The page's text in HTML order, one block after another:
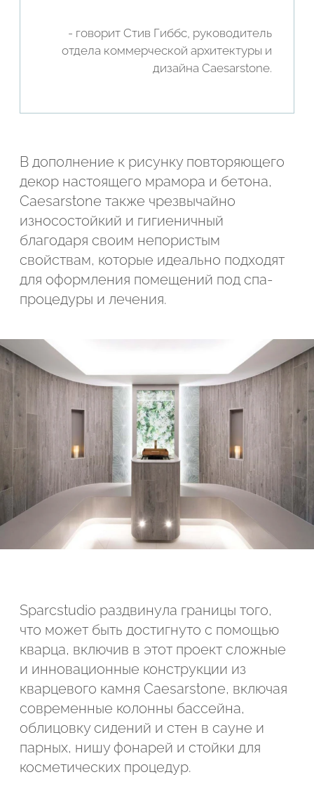
- говорит Стив Гиббс, руководитель
отдела коммерческой архитектуры и
дизайна Caesarstone.
В дополнение к рисунку повторяющего
декор настоящего мрамора и бетона,
Caesarstone также чрезвычайно
износостойкий и гигиеничный
благодаря своим непористым
свойствам, которые идеально подходят
для оформления помещений под спа-
процедуры и лечения.
Sparcstudio раздвинула границы того,
что может быть достигнуто с помощью
кварца, включив в этот проект сложные
и инновационные конструкции из
кварцевого камня Caesarstone, включая
современные колонны бассейна,
облицовку сидений и стен в сауне и
парных, нишу фонарей и стойки для
косметических процедур.